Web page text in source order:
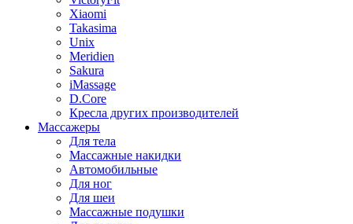
Xiaomi
Takasima
Unix
Meridien
Sakura
iMassage
D.Core
Кресла других производителей
Массажеры
Для тела
Массажные накидки
Автомобильные
Для ног
Для шеи
Массажные подушки